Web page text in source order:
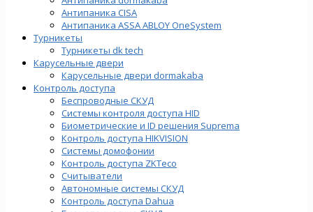
Антипаника СISA
Антипаника ASSA ABLOY OneSystem
Турникеты
Турникеты dk tech
Карусельные двери
Карусельные двери dormakaba
Контроль доступа
Беспроводные СКУД
Системы контроля доступа HID
Биометрические и ID решения Suprema
Контроль доступа HIKVISION
Системы домофонии
Контроль доступа ZKTeco
Считыватели
Автономные системы СКУД
Контроль доступа Dahua